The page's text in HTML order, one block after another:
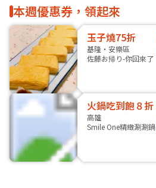
本週優惠券，領起來
玉子燒75折
基隆・安樂區
佐藤お帰り-你回來了
火鍋吃到飽８折
高雄
Smile One精緻涮涮鍋